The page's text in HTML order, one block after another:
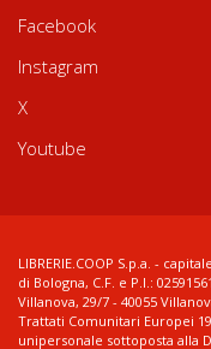
Facebook
Instagram
X
Youtube
LIBRERIE.COOP S.p.a. -
di Bologna, C.F. e P.I.:
Villanova, 29/7 - 40055
Trattati Comunitari Europei
unipersonale sottoposta alla